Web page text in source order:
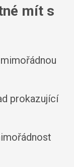
mít s
prokazující